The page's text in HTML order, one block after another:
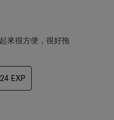
來很方便，很好拖
EXP